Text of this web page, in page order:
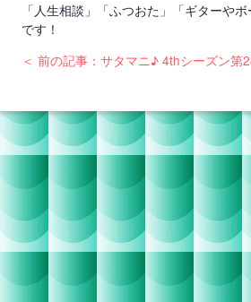
「人生相談」「ふつおた」「ギターや
です！
＜ 前の記事：サタマニ♪ 4thシーズン